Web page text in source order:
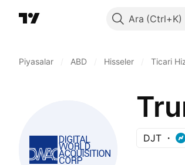
Ara
Piyasalar ABD Hisseler Ticari
DJT